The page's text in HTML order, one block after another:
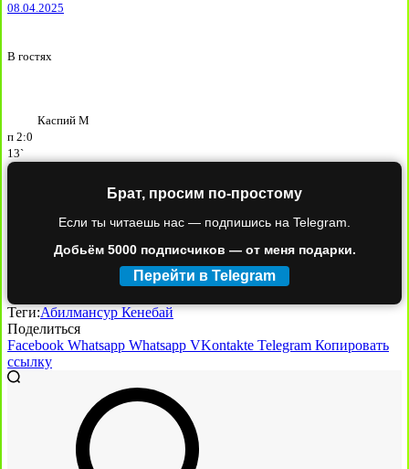
08.04.2025
В гостях
Каспий М
п 2:0
13`
Брат, просим по-простому
Если ты читаешь нас — подпишись на Telegram.
Добьём 5000 подписчиков — от меня подарки.
Перейти в Telegram
Теги:Абилмансур Кенебай
Поделиться
Facebook Whatsapp Whatsapp VKontakte Telegram Копировать
ссылку